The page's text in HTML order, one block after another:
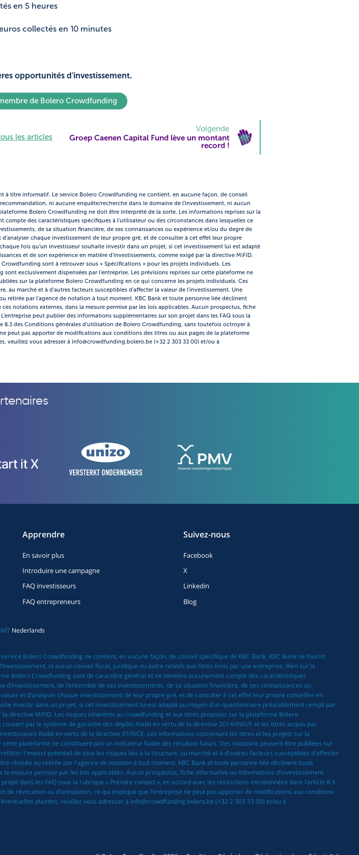
en 5 heures
collectés en 10 minutes
opportunités d'investissement.
de Bolero Crowdfunding
les articles
Volgende
Groep Caenen Capital Fund lève un montant
record !
à titre informatif. Le service Bolero Crowdfunding ne contient, en aucune façon, de conseil
ni aucune enquête/recherche dans le domaine de l’investissement, ni aucun
Bolero Crowdfunding ne doit être interprété de la sorte. Les informations reprises sur la
des caractéristiques spécifiques à l’utilisateur ou des circonstances dans lesquelles ce
de sa situation financière, de ses connaissances ou expérience et/ou du degré de
chaque investissement de leur propre gré, et de consulter à cet effet leur propre
fois qu’un investisseur souhaite investir dans un projet, si cet investissement lui est adapté
et de son expérience en matière d’investissements, comme exigé par la directive MiFID.
sont à retrouver sous « Spécifications » pour les projets individuels. Les
exclusivement dispensées par l’entreprise. Les prévisions reprises sur cette plateforme ne
sur la plateforme Bolero Crowdfunding en ce qui concerne les projets individuels. Ces
au marché et à d'autres facteurs susceptibles d'affecter la valeur de l'investissement. Une
retirée par l'agence de notation à tout moment. KBC Bank et toute personne liée déclinent
notations externes, dans la mesure permise par les lois applicables. Aucun prospectus, fiche
peut publier des informations supplémentaires sur son projet dans les FAQ sous la
des Conditions générales d’utilisation de Bolero Crowdfunding, sans toutefois octroyer à
peut pas apporter de modifications aux conditions des titres ou aux pages de la plateforme
veuillez vous adresser à info@crowdfunding.bolero.be (+32 2 303 33 00) et/ou à
Apprendre
En savoir plus
Introduire une campagne
FAQ investisseurs
FAQ entrepreneurs
Suivez-nous
Facebook
X
Linkedin
Blog
Nederlands
Bolero Crowdfunding ne contient, en aucune façon, de conseil spécifique de KBC Bank. KBC Bank ne fournit
ni aucun conseil fiscal, juridique ou autre relatifs aux titres émis par une entreprise. Rien sur la
Bolero Crowdfunding sont de caractère général et ne tiennent aucunement compte des caractéristiques
de l’ensemble de ses investissements, de sa situation financière, de ses connaissances ou
et d’analyser chaque investissement de leur propre gré, et de consulter à cet effet leur propre conseiller en
investir dans un projet, si cet investissement lui est adapté au moyen d’un questionnaire préalablement rempli par
directive MiFID. Les risques inhérents au crowdfunding et aux titres proposés sur la plateforme Bolero
par le système de garantie des dépôts établi en vertu de la directive 2014/49/UE et les titres acquis par
établi en vertu de la directive 97/9/CE. Les informations concernant les titres et les projets sur la
plateforme ne constituent pas un indicateur fiable des résultats futurs. Des notations peuvent être publiées sur
l'impact potentiel de tous les risques liés à la structure, au marché et à d'autres facteurs susceptibles d'affecter
révisée ou retirée par l'agence de notation à tout moment. KBC Bank et toute personne liée déclinent toute
mesure permise par les lois applicables. Aucun prospectus, fiche informative ou informations d’investissement
dans les FAQ sous la rubrique « Prendre contact », en accord avec les restrictions mentionnées dans l’article 8.3
révocation ou d’annulation, ce qui implique que l’entreprise ne peut pas apporter de modifications aux conditions
plaintes, veuillez vous adresser à info@crowdfunding.bolero.be (+32 2 303 33 00) et/ou à